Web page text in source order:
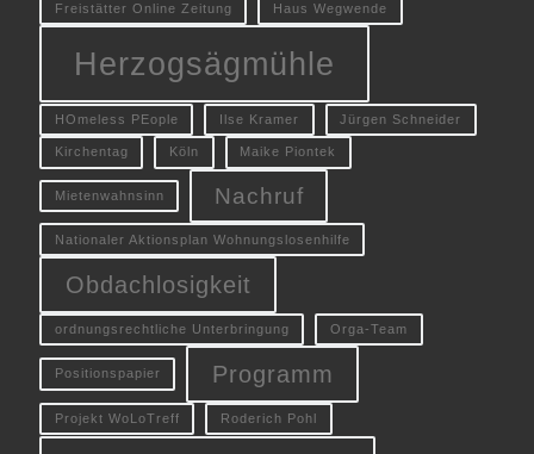
Freistätter Online Zeitung Haus Wegwende
Herzogsägmühle
HOmeless PEople Ilse Kramer Jürgen Schneider
Kirchentag Köln Maike Piontek
Mietenwahnsinn Nachruf
Nationaler Aktionsplan Wohnungslosenhilfe
Obdachlosigkeit
ordnungsrechtliche Unterbringung Orga-Team
Positionspapier Programm
Projekt WoLoTreff Roderich Pohl